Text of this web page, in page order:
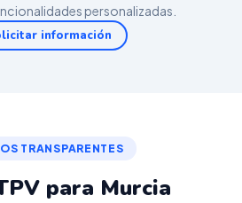
personalizadas.
información
TRANSPARENTES
para Murcia